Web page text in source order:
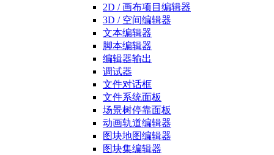
2D / 画布项目编辑器
3D / 空间编辑器
文本编辑器
脚本编辑器
编辑器输出
调试器
文件对话框
文件系统面板
场景树停靠面板
动画轨道编辑器
图块地图编辑器
图块集编辑器